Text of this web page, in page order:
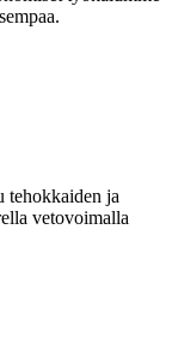
tehokkaiden ja
vetovoimalla